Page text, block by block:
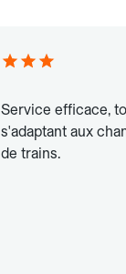
Service efficace,
s'adaptant aux
de trains.